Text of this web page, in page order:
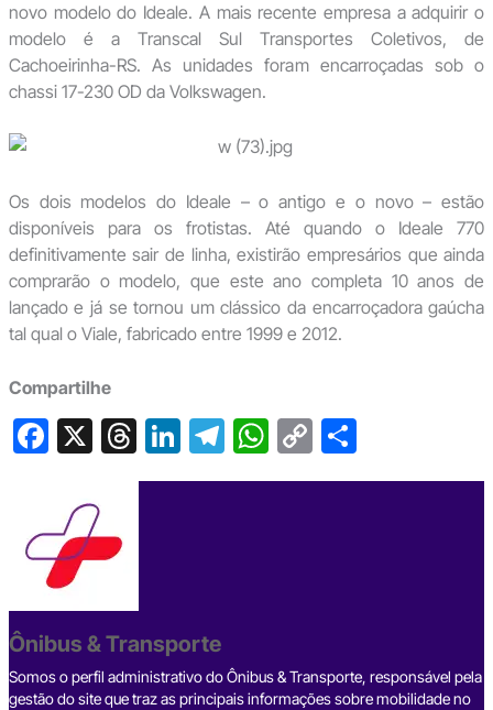
novo modelo do Ideale. A mais recente empresa a adquirir o
modelo é a Transcal Sul Transportes Coletivos, de
Cachoeirinha-RS. As unidades foram encarroçadas sob o
chassi 17-230 OD da Volkswagen.
Os dois modelos do Ideale – o antigo e o novo – estão
disponíveis para os frotistas. Até quando o Ideale 770
definitivamente sair de linha, existirão empresários que ainda
comprarão o modelo, que este ano completa 10 anos de
lançado e já se tornou um clássico da encarroçadora gaúcha
tal qual o Viale, fabricado entre 1999 e 2012.
Compartilhe
F
e
b
o
o
k
X T
hr
s
Li
n
T
el
W
h
C
o
S
h
Ônibus & Transporte
Somos o perfil administrativo do Ônibus & Transporte, responsável pela
gestão do site que traz as principais informações sobre mobilidade no